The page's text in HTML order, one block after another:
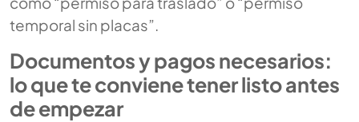
temporal sin placas”.
Documentos y pagos necesarios:
lo que te conviene tener listo antes
de empezar